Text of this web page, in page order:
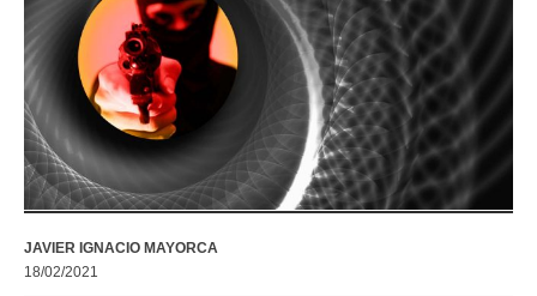
JAVIER IGNACIO MAYORCA
18/02/2021